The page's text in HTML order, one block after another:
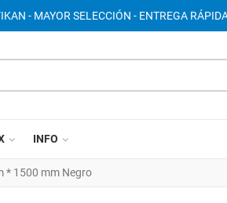
- MAYOR SELECCIÓN - ENTREGA
INFO
* 1500 mm Negro